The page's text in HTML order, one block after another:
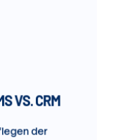
VS. CRM
der